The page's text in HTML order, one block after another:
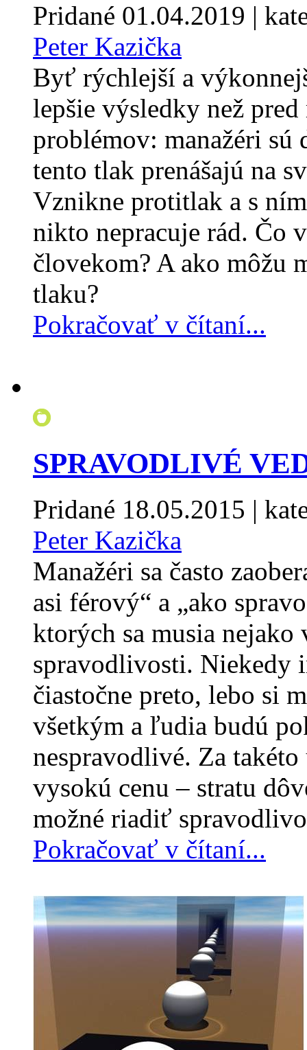
Pridané 01.04.2019 |
Peter Kazička
Byť rýchlejší a
lepšie výsledky než
problémov: manažéri sú
tento tlak prenášajú na
Vznikne protitlak a s
nikto nepracuje rád. Čo
človekom? A ako môžu
tlaku?
Pokračovať v čítaní...
SPRAVODLIVÉ
Pridané 18.05.2015 |
Peter Kazička
Manažéri sa často
asi férový“ a „ako
ktorých sa musia nejako
spravodlivosti. Niekedy
čiastočne preto, lebo si
všetkým a ľudia budú
nespravodlivé. Za
vysokú cenu – stratu
možné riadiť
Pokračovať v čítaní...